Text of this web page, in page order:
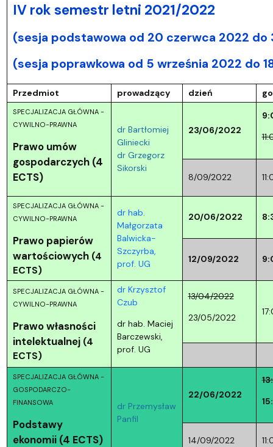
IV rok semestr letni 2021/2022
(sesja podstawowa od 20 czerwca 2022 do
(sesja poprawkowa od 5 września 2022 do
Przedmiot prowadzący dzień
SPECJALIZACJA GŁÓWNA -
CYWILNO-PRAWNA
Prawo umów
gospodarczych (4
ECTS)
dr Bartłomiej
Gliniecki
dr Grzegorz
Sikorski
23/06/2022
8/09/2022
SPECJALIZACJA GŁÓWNA -
CYWILNO-PRAWNA
Prawo papierów
wartościowych (4
ECTS)
dr hab.
Małgorzata
Balwicka-
Szczyrba,
prof. UG
20/06/2022
12/09/2022
SPECJALIZACJA GŁÓWNA -
CYWILNO-PRAWNA
Prawo własności
intelektualnej (4
ECTS)
dr Krzysztof
Czub
dr hab. Maciej
Barczewski,
prof. UG
13/04/2022
23/05/2022
SPECJALIZACJA GŁÓWNA -
GOSPODARCZO-
FINANSOWA
Podstawy
ekonomii (4 ECTS)
dr Przemysław
Panfil
22/06/2022
14/09/2022